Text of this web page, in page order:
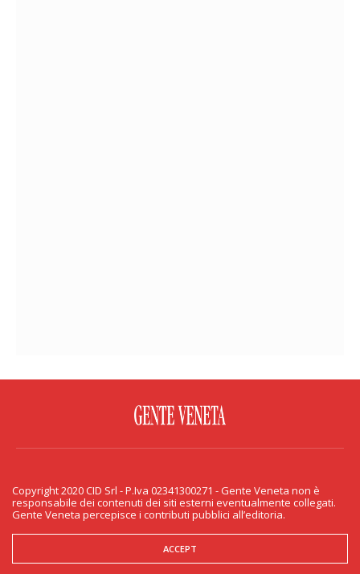
PRIVACY & COOKIE
Copyright 2020 CID Srl - P.Iva 02341300271 - Gente Veneta non è responsabile
dei contenuti dei siti esterni eventualmente collegati. Gente Veneta percepisce
i contributi pubblici all’editoria.
Copyright 2020 CID Srl - P.Iva 02341300271 - Gente Veneta non è
responsabile dei contenuti dei siti esterni eventualmente collegati.
Gente Veneta percepisce i contributi pubblici all’editoria.
ACCEPT